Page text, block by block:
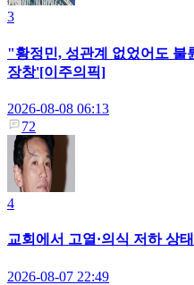
3
"황정민, 성관계 없었어도
장창'[이주의픽]
2026-08-08 06:13
72
4
교회에서 고열·의식 저하 상
2026-08-07 22:49